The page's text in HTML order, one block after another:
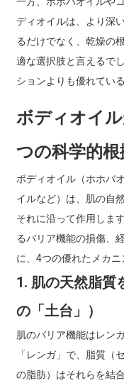
ディオイルは、より深
るだけでなく、乾燥の
適な選択肢と言えるで
ションよりも優れてい
ボディオイ
つの科学的根
ボディオイル（ホホバ
イルなど）は、肌の自
それに沿って作用しま
るバリア機能の損傷、
に、4つの優れたメカニ
1. 肌の天然脂質
の「土台」）
肌のバリア機能はレン
「レンガ」で、脂質（
の脂肪）はそれらを結